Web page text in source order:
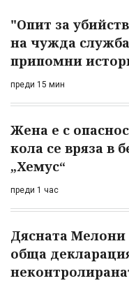
"Опит за
на чужда
припомни
преди 15 мин
Жена е с
кола се вряза в
„Хемус“
преди 1 час
Дясната Мелони
обща